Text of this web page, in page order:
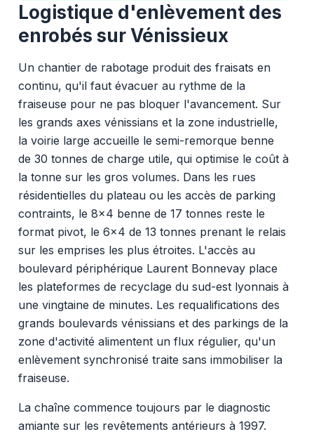
Logistique d'enlèvement des
enrobés sur Vénissieux
Un chantier de rabotage produit des fraisats en
continu, qu'il faut évacuer au rythme de la
fraiseuse pour ne pas bloquer l'avancement. Sur
les grands axes vénissians et la zone industrielle,
la voirie large accueille le semi-remorque benne
de 30 tonnes de charge utile, qui optimise le coût à
la tonne sur les gros volumes. Dans les rues
résidentielles du plateau ou les accès de parking
contraints, le 8x4 benne de 17 tonnes reste le
format pivot, le 6x4 de 13 tonnes prenant le relais
sur les emprises les plus étroites. L'accès au
boulevard périphérique Laurent Bonnevay place
les plateformes de recyclage du sud-est lyonnais à
une vingtaine de minutes. Les requalifications des
grands boulevards vénissians et des parkings de la
zone d'activité alimentent un flux régulier, qu'un
enlèvement synchronisé traite sans immobiliser la
fraiseuse.
La chaîne commence toujours par le diagnostic
amiante sur les revêtements antérieurs à 1997.